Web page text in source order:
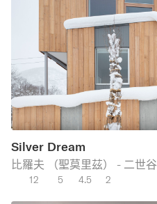
Silver Dream
比羅夫 （聖莫里茲） - 二世谷
12 5 4.5 2